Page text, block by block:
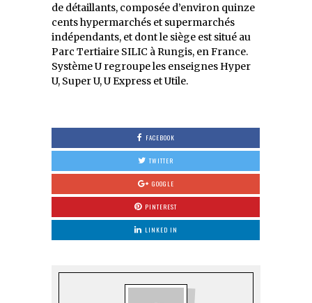
de détaillants, composée d’environ quinze
cents hypermarchés et supermarchés
indépendants, et dont le siège est situé au
Parc Tertiaire SILIC à Rungis, en France.
Système U regroupe les enseignes Hyper
U, Super U, U Express et Utile.
FACEBOOK
TWITTER
GOOGLE
PINTEREST
LINKED IN